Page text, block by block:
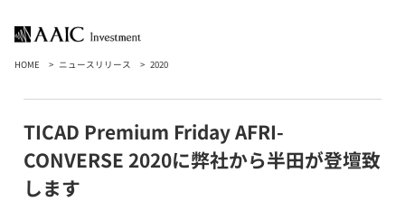
HOME ニュースリリース 2020
TICAD Premium Friday AFRI-
CONVERSE 2020に弊社から半田が登壇致
します